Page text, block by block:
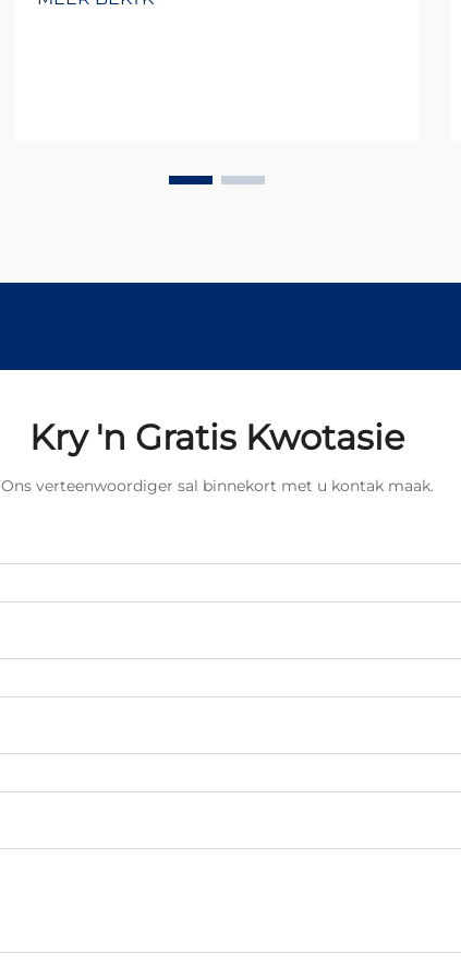
moderne elektronika, het mikro-DC-
Kry 'n Gratis Kwotasie
Ons verteenwoordiger sal binnekort met u kontak maak.